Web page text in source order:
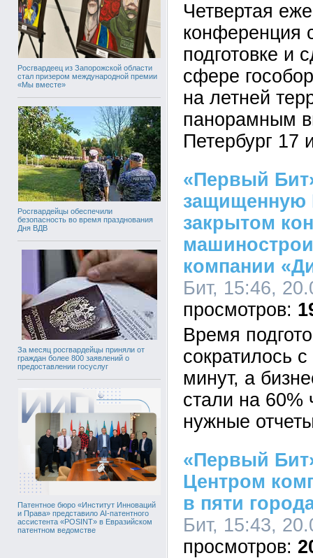
Росгвардеец из Запорожской области
стал призером международной премии
«Мы вместе»
Росгвардейцы обеспечили
безопасность во время празднования
Дня ВДВ
За месяц росгвардейцы приняли от
граждан более 800 заявлений о
предоставлении госуслуг
Патентное бюро «Институт Инноваций
и Права» представило AI-патентного
ассистента «POSINT» в Евразийском
патентном ведомстве
Четвертая
конференция
подготовке и
сфере
на летней
панорамным
Петербург 17
«Первый
защищенную
закрытом
компании
Бит, 15:46,
Время
сократилось
минут, а
стали на 60%
нужные
«Первый
Центром
в пяти
Бит, 15:43,